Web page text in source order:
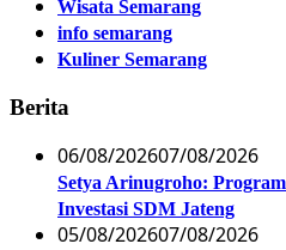
Wisata Semarang
info semarang
Kuliner Semarang
Berita
06/08/202607/08/2026
Setya Arinugroho:
Investasi SDM Jateng
05/08/202607/08/2026